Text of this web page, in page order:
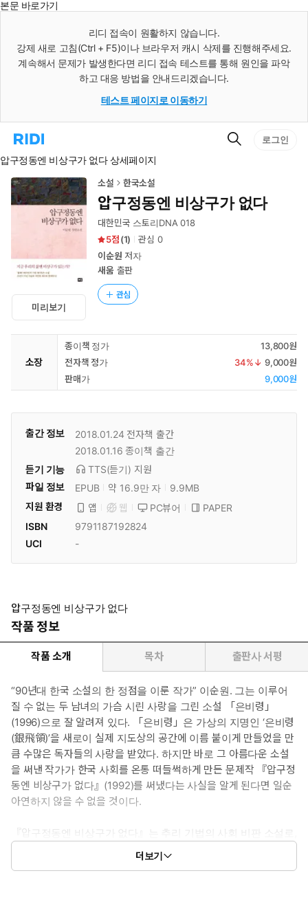
본문 바로가기
리디 접속이 원활하지 않습니다.
강제 새로 고침(Ctrl + F5)이나 브라우저 캐시 삭제를 진행해주세요.
계속해서 문제가 발생한다면 리디 접속 테스트를 통해 원인을 파악
하고 대응 방법을 안내드리겠습니다.
테스트 페이지로 이동하기
리
홈
로
이
동
검
로그인
압구정동엔 비상구가 없다 상세페이지
미리보기
소설 한국소설
압구정동엔 비상구가 없다
대한민국 스토리DNA 018
5
(1) 관심 0
이순원 저자
새움출판
관심
소장
종이책 정가
13,800원
전자책 정가
34%↓ 9,000원
판매가
9,000원
출간 정보 2018.01.24 전자책 출간
2018.01.16 종이책 출간
듣기 기능
TTS(듣기) 지원
파일 정보
EPUB 약 16.9만 자
9.9MB
지원 환경
앱 웹 PC뷰어
PAPER
ISBN
9791187192824
UCI
-
압구정동엔 비상구가 없다
작품 정보
작품 소개 목차 출판사 서평
“90년대 한국 소설의 한 정점을 이룬 작가” 이순원. 그는 이루어
질 수 없는 두 남녀의 가슴 시린 사랑을 그린 소설 「은비령」
(1996)으로 잘 알려져 있다. 「은비령」은 가상의 지명인 ‘은비령
(銀飛領)’을 새로이 실제 지도상의 공간에 이름 붙이게 만들었을 만
큼 수많은 독자들의 사랑을 받았다. 하지만 바로 그 아름다운 소설
을 써낸 작가가 한국 사회를 온통 떠들썩하게 만든 문제작 『압구정
동엔 비상구가 없다』(1992)를 써냈다는 사실을 알게 된다면 일순
아연하지 않을 수 없을 것이다.
『압구정동엔 비상구가 없다』는 추리 기법의 사회 비판 소설로,
‘죽기 전에 꼭 봐야 할 한국영화 1001’에 뽑힌 《비상구가 없다》
의 원작이다. 자연과 성찰이라는 치유의 화법을 구사한 이후의
더보기